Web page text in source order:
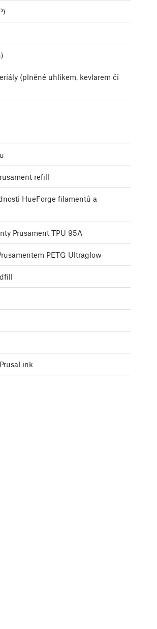
(plněné uhlíkem, kevlarem či
refill
HueForge filamentů a
Prusament TPU 95A
PETG Ultraglow